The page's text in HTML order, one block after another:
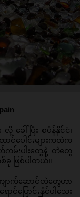
လို့ ခေါ်ပြီး စပိန်နိုင်ငံ၊
င်ပေါင်းများကထဲက
ကမ်းပါးတွေနဲ့ တဲတွေ
ဖြစ်ပါတယ်။
ောက်ဆောင်တဲတွေဟာ
င်ပြောင်းနိုင်ပါသေး